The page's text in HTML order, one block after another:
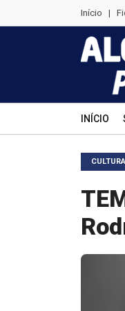
Início |
INÍCIO
CULTURA